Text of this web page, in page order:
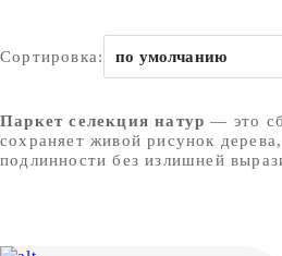
Сортировка: по умолчанию
Паркет селекция натур — это
сохраняет живой рисунок
подлинности без излишней